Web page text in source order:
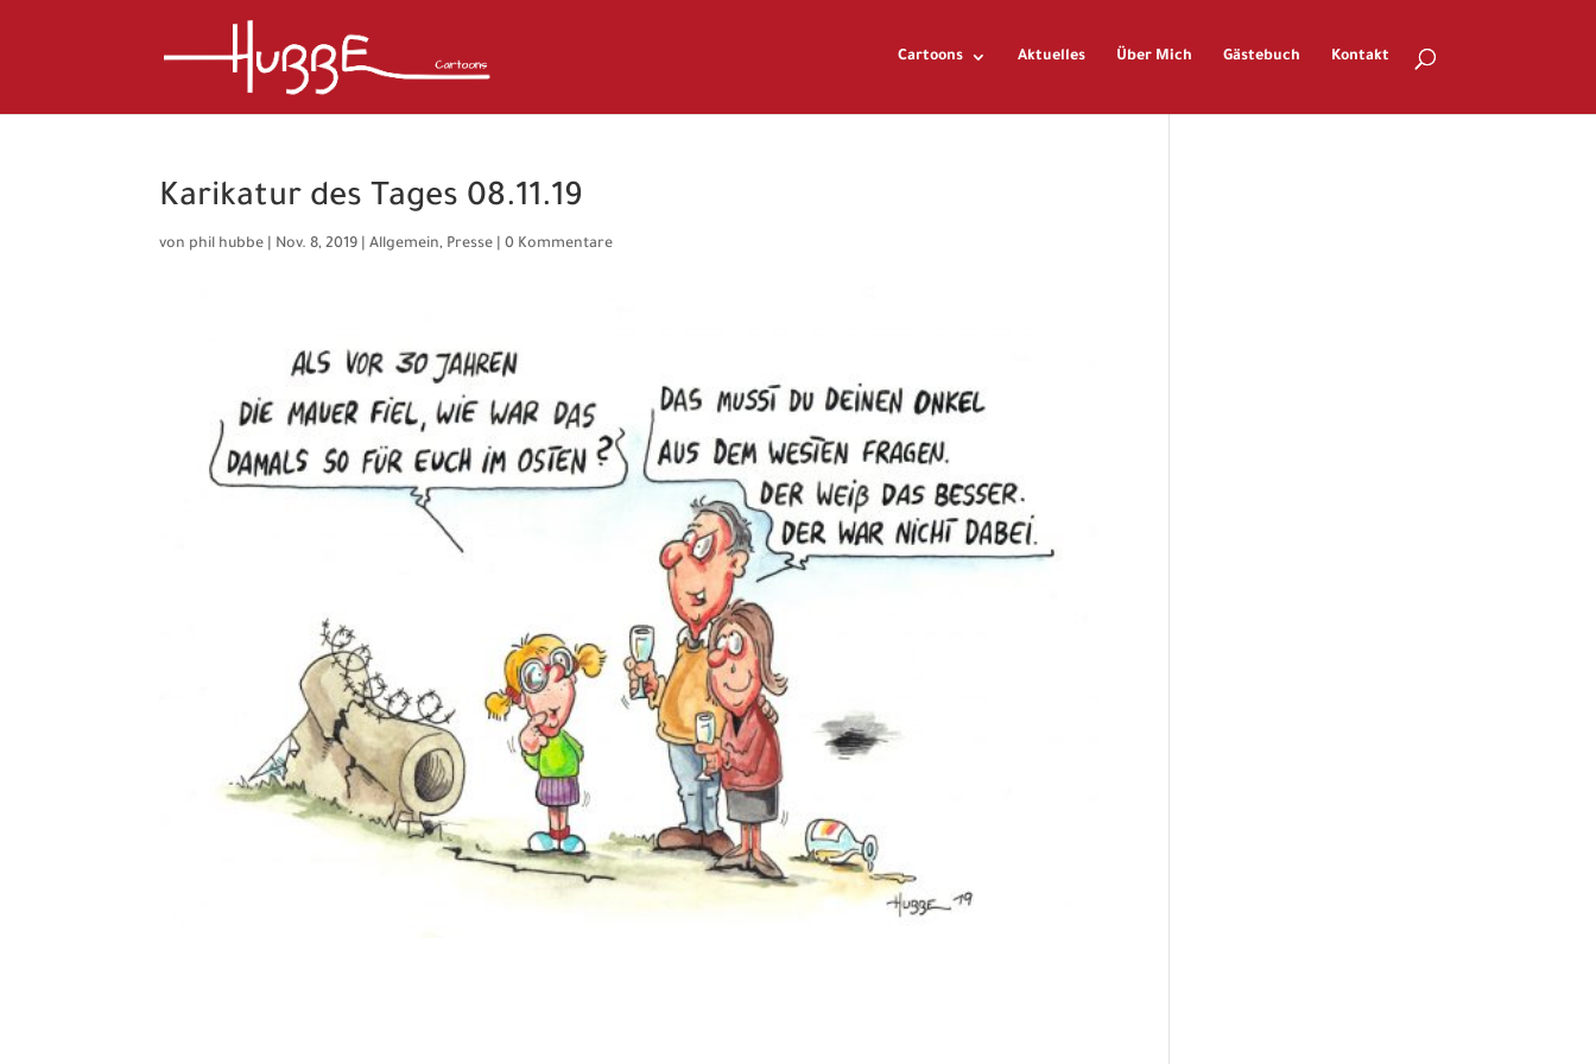
Cartoons Aktuelles Über Mich Gästebuch Kontakt
Karikatur des Tages 08.11.19
von phil hubbe Nov. 8, 2019 |Allgemein, Presse |0 Kommentare